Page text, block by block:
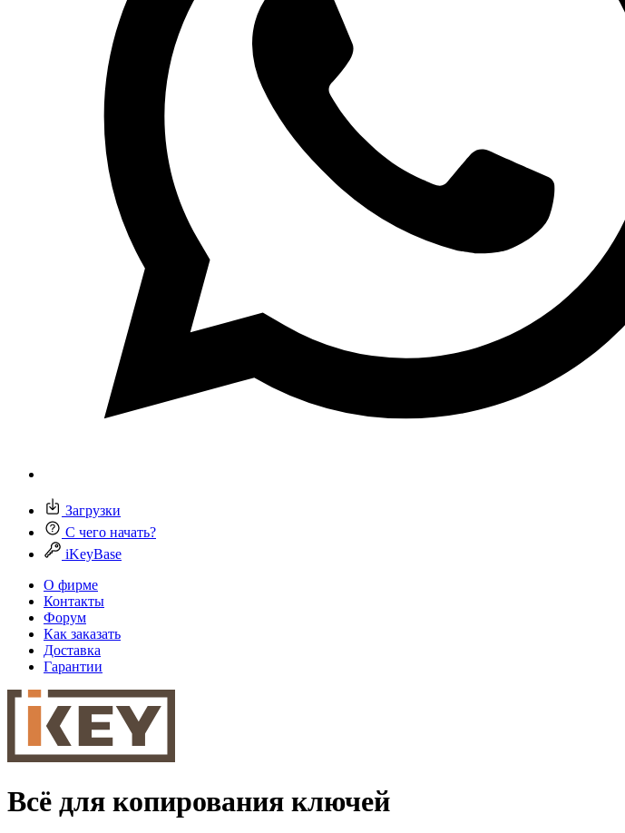
Загрузки
С чего начать?
iKeyBase
О фирме
Контакты
Форум
Как заказать
Доставка
Гарантии
Всё для копирования ключей